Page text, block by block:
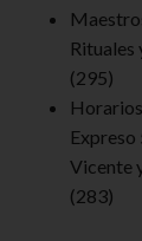
Rituales
(295)
Expreso
Vicente
(283)